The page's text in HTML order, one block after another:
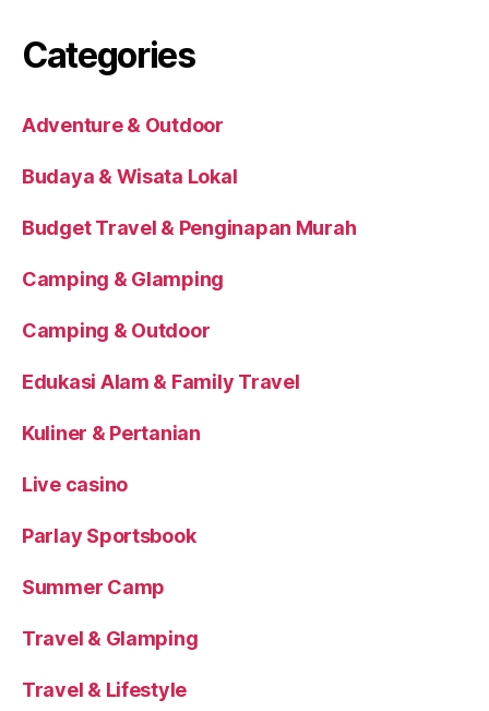
Categories
Adventure & Outdoor
Budaya & Wisata Lokal
Budget Travel & Penginapan Murah
Camping & Glamping
Camping & Outdoor
Edukasi Alam & Family Travel
Kuliner & Pertanian
Live casino
Parlay Sportsbook
Summer Camp
Travel & Glamping
Travel & Lifestyle